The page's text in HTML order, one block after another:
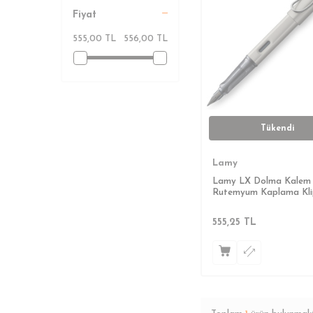
Fiyat
555,00 TL 556,00 TL
Tükendi
Lamy
Lamy LX Dolma Kalem
Rutemyum Kaplama
555,25 TL